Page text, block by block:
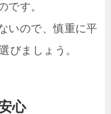
です。
いので、慎重に平
びましょう。
心